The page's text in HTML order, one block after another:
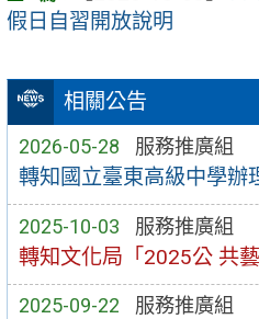
相關公告
2026-05-28 服務推廣組
轉知國立臺東高級中學辦
2025-10-03 服務推廣組
轉知文化局「2025公 共
2025-09-22 服務推廣組
假日自習開放說明